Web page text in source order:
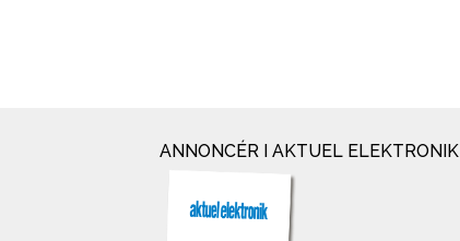
ANNONCÉR I AKTUEL ELEKTRONIK